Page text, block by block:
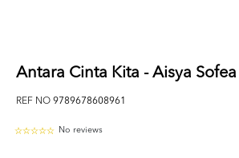
Antara Cinta Kita - Aisya Sofea
REF NO 9789678608961
No reviews